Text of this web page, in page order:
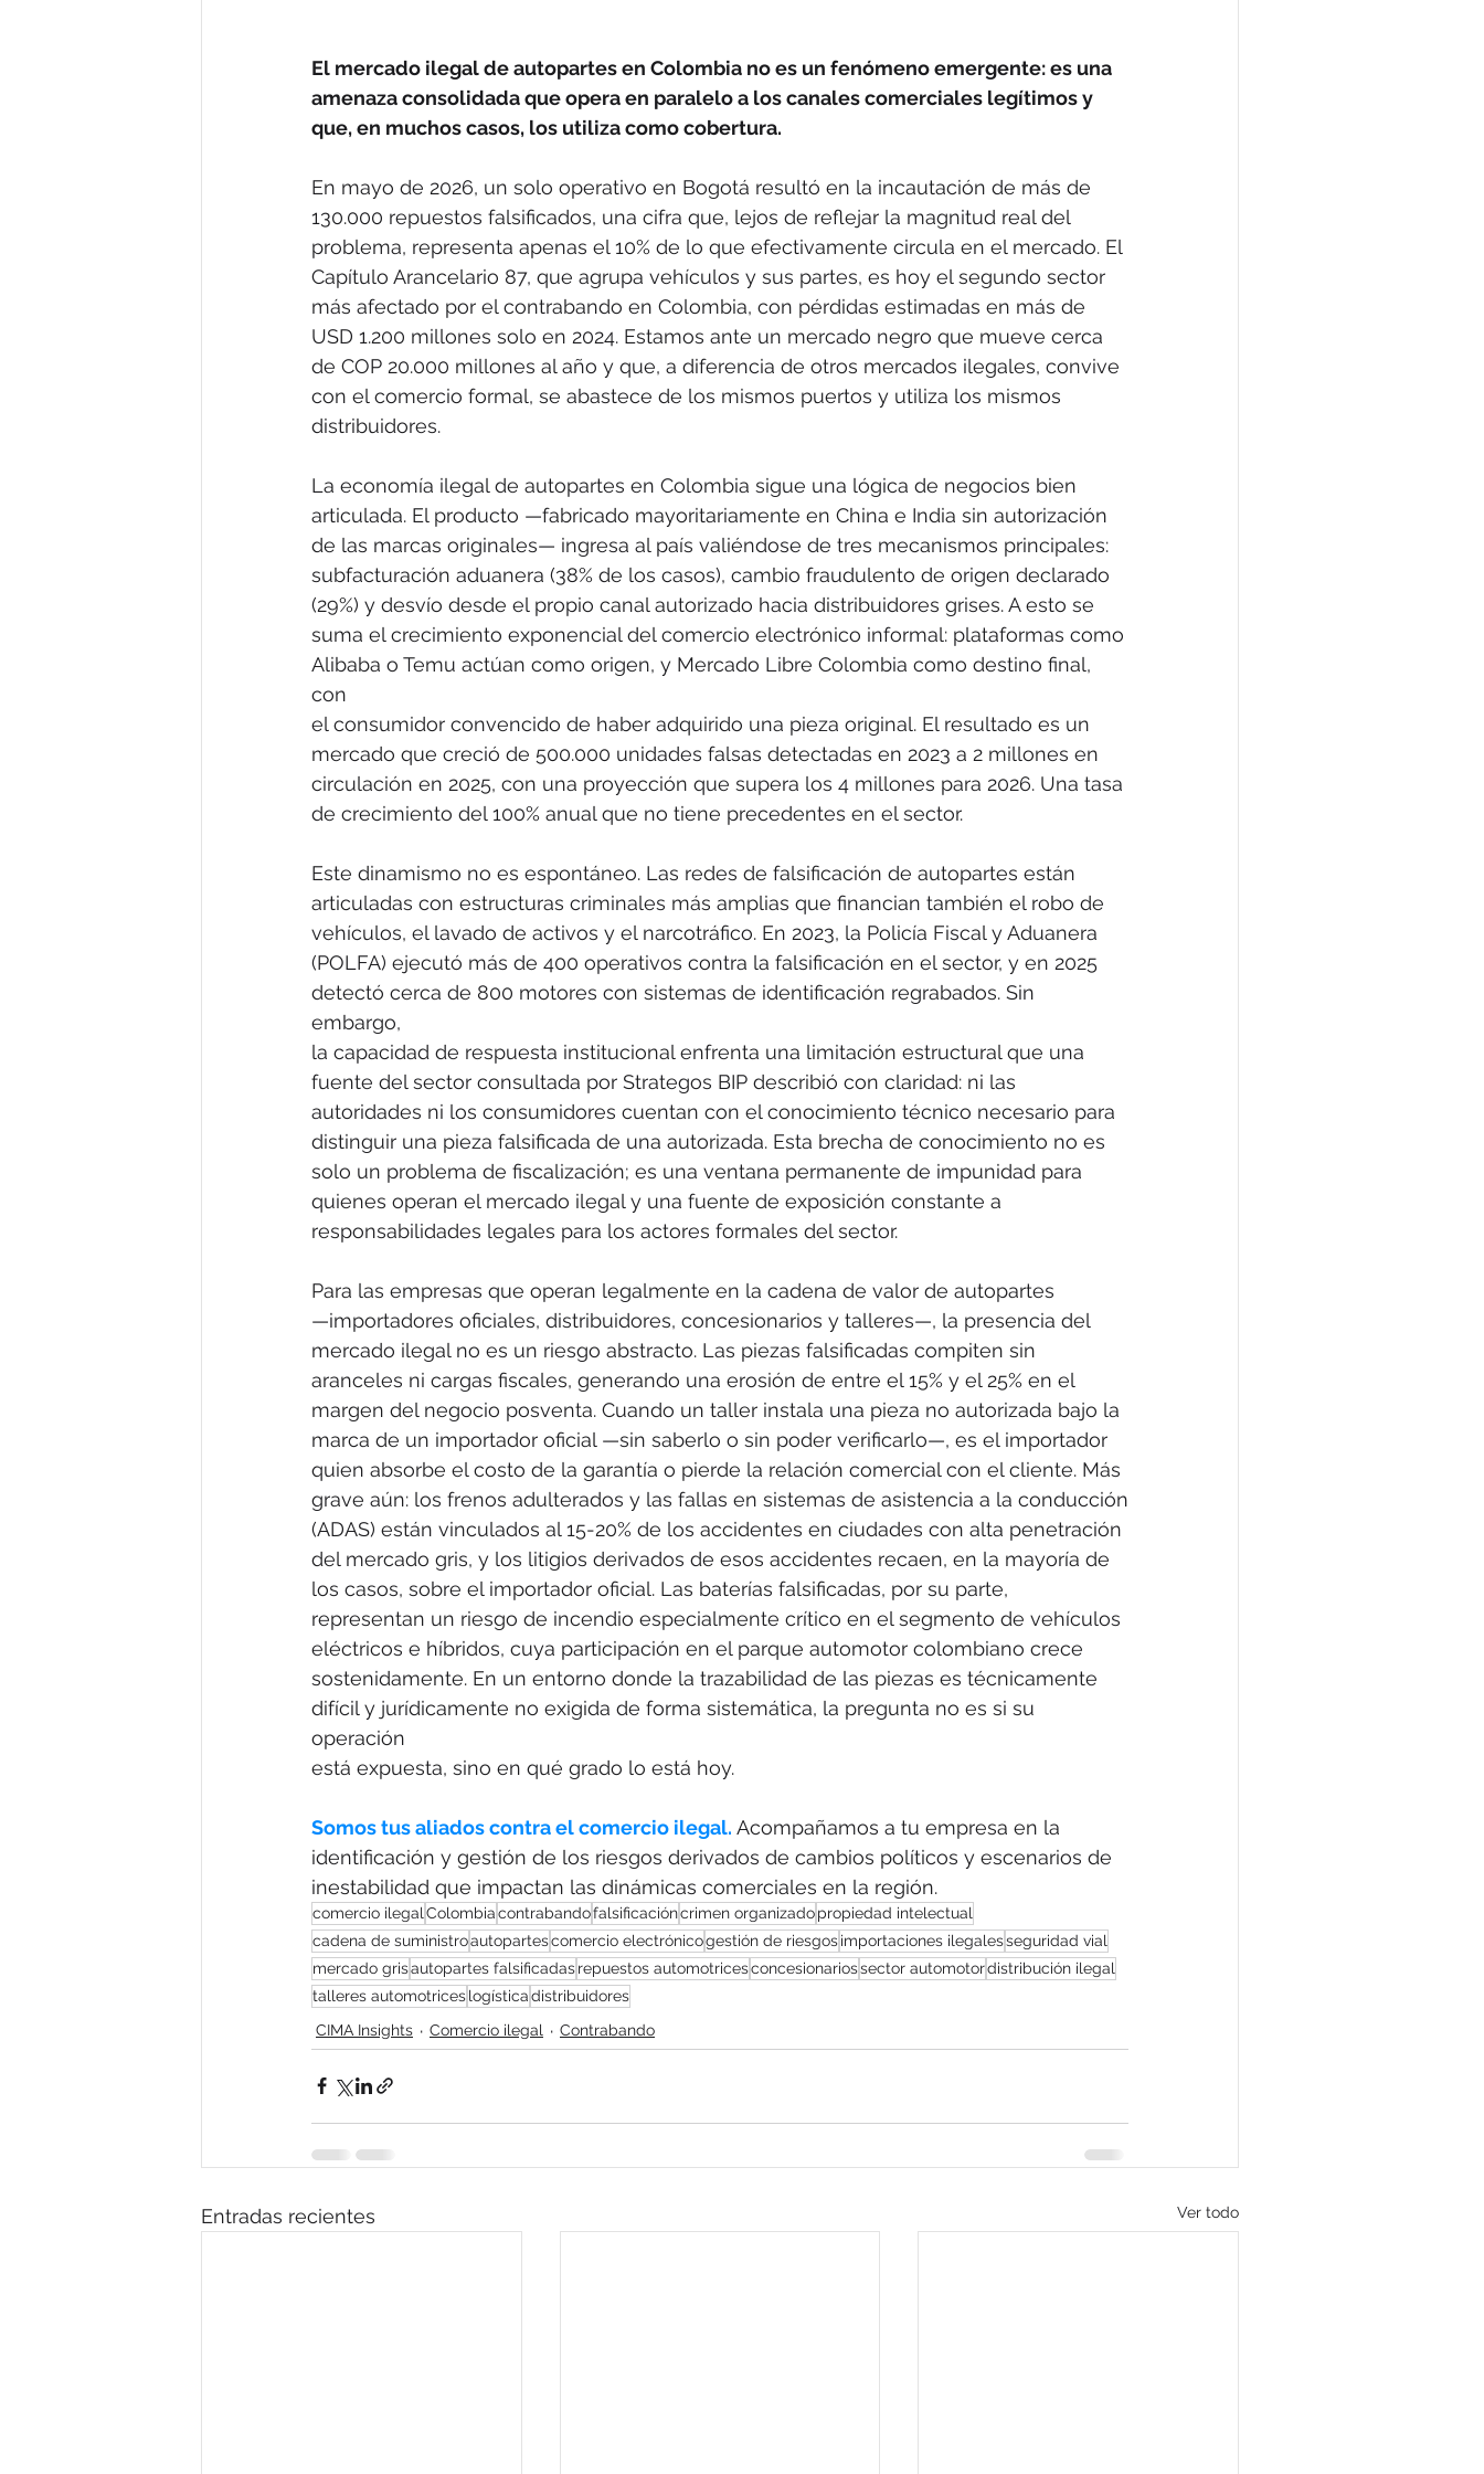
El mercado ilegal de autopartes en Colombia no es un fenómeno emergente: es una
amenaza consolidada que opera en paralelo a los canales comerciales legítimos y
que, en muchos casos, los utiliza como cobertura.
En mayo de 2026, un solo operativo en Bogotá resultó en la incautación de más de
130.000 repuestos falsificados, una cifra que, lejos de reflejar la magnitud real del
problema, representa apenas el 10% de lo que efectivamente circula en el mercado. El
Capítulo Arancelario 87, que agrupa vehículos y sus partes, es hoy el segundo sector
más afectado por el contrabando en Colombia, con pérdidas estimadas en más de
USD 1.200 millones solo en 2024. Estamos ante un mercado negro que mueve cerca
de COP 20.000 millones al año y que, a diferencia de otros mercados ilegales, convive
con el comercio formal, se abastece de los mismos puertos y utiliza los mismos
distribuidores.
La economía ilegal de autopartes en Colombia sigue una lógica de negocios bien
articulada. El producto —fabricado mayoritariamente en China e India sin autorización
de las marcas originales— ingresa al país valiéndose de tres mecanismos principales:
subfacturación aduanera (38% de los casos), cambio fraudulento de origen declarado
(29%) y desvío desde el propio canal autorizado hacia distribuidores grises. A esto se
suma el crecimiento exponencial del comercio electrónico informal: plataformas como
Alibaba o Temu actúan como origen, y Mercado Libre Colombia como destino final,
con
el consumidor convencido de haber adquirido una pieza original. El resultado es un
mercado que creció de 500.000 unidades falsas detectadas en 2023 a 2 millones en
circulación en 2025, con una proyección que supera los 4 millones para 2026. Una tasa
de crecimiento del 100% anual que no tiene precedentes en el sector.
Este dinamismo no es espontáneo. Las redes de falsificación de autopartes están
articuladas con estructuras criminales más amplias que financian también el robo de
vehículos, el lavado de activos y el narcotráfico. En 2023, la Policía Fiscal y Aduanera
(POLFA) ejecutó más de 400 operativos contra la falsificación en el sector, y en 2025
detectó cerca de 800 motores con sistemas de identificación regrabados. Sin
embargo,
la capacidad de respuesta institucional enfrenta una limitación estructural que una
fuente del sector consultada por Strategos BIP describió con claridad: ni las
autoridades ni los consumidores cuentan con el conocimiento técnico necesario para
distinguir una pieza falsificada de una autorizada. Esta brecha de conocimiento no es
solo un problema de fiscalización; es una ventana permanente de impunidad para
quienes operan el mercado ilegal y una fuente de exposición constante a
responsabilidades legales para los actores formales del sector.
Para las empresas que operan legalmente en la cadena de valor de autopartes
—importadores oficiales, distribuidores, concesionarios y talleres—, la presencia del
mercado ilegal no es un riesgo abstracto. Las piezas falsificadas compiten sin
aranceles ni cargas fiscales, generando una erosión de entre el 15% y el 25% en el
margen del negocio posventa. Cuando un taller instala una pieza no autorizada bajo la
marca de un importador oficial —sin saberlo o sin poder verificarlo—, es el importador
quien absorbe el costo de la garantía o pierde la relación comercial con el cliente. Más
grave aún: los frenos adulterados y las fallas en sistemas de asistencia a la conducción
(ADAS) están vinculados al 15-20% de los accidentes en ciudades con alta penetración
del mercado gris, y los litigios derivados de esos accidentes recaen, en la mayoría de
los casos, sobre el importador oficial. Las baterías falsificadas, por su parte,
representan un riesgo de incendio especialmente crítico en el segmento de vehículos
eléctricos e híbridos, cuya participación en el parque automotor colombiano crece
sostenidamente. En un entorno donde la trazabilidad de las piezas es técnicamente
difícil y jurídicamente no exigida de forma sistemática, la pregunta no es si su
operación
está expuesta, sino en qué grado lo está hoy.
Somos tus aliados contra el comercio ilegal. Acompañamos a tu empresa en la
identificación y gestión de los riesgos derivados de cambios políticos y escenarios de
inestabilidad que impactan las dinámicas comerciales en la región.
comercio ilegal Colombiacontrabandofalsificacióncrimen organizadopropiedad intelectual
cadena de suministroautopartescomercio electrónicogestión de riesgosimportaciones ilegalesseguridad vial
mercado grisautopartes falsificadasrepuestos automotricesconcesionariossector automotordistribución ilegal
talleres automotriceslogísticadistribuidores
CIMA Insights
Comercio ilegal Contrabando
Entradas recientes Ver todo